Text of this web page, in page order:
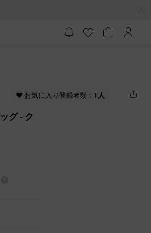
♥ お気に入り登録者数： 1人
グ- ク